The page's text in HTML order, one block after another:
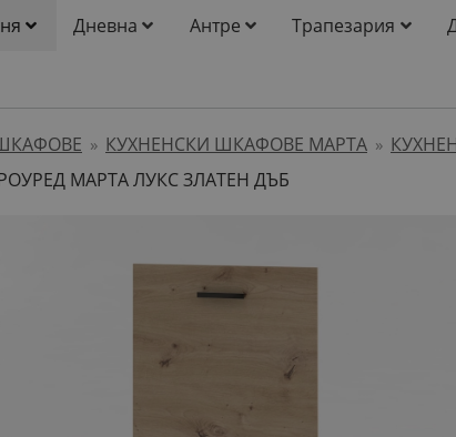
Дневна Антре Трапезария
» КУХНЕНСКИ ШКАФОВЕ МАРТА »
МАРТА ЛУКС ЗЛАТЕН ДЪБ